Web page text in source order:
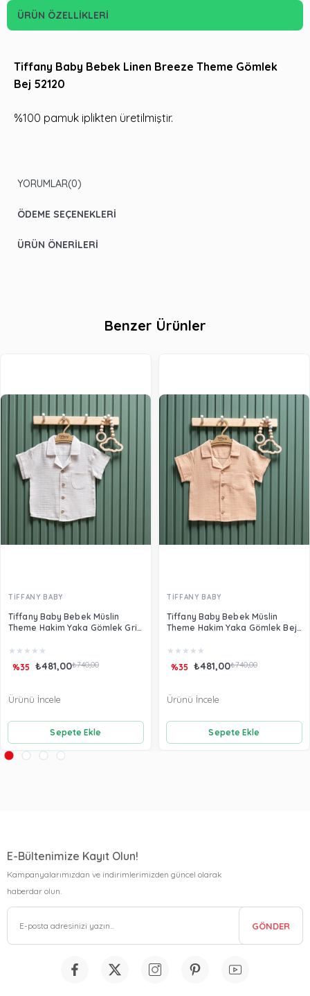
ÜRÜN ÖZELLIKLERI
Tiffany Baby Bebek Linen Breeze Theme Gömlek
Bej 52120
%100 pamuk iplikten üretilmiştir.
YORUMLAR(0)
ÖDEME SEÇENEKLERI
ÜRÜN ÖNERILERI
Benzer Ürünler
TİFFANY BABY
Tiffany Baby Bebek Müslin
Theme Hakim Yaka Gömlek Gri
★ ★ ★ ★ ★
₺481,00₺740,00
%35
Sepete Ekle
Ürünü İncele
TİFFANY BABY
Tiffany Baby Bebek Müslin
Theme Hakim Yaka Gömlek Bej
★ ★ ★ ★ ★
₺481,00₺740,00
%35
Sepete Ekle
Ürünü İncele
E-Bültenimize Kayıt Olun!
Kampanyalarımızdan ve indirimlerimizden güncel olarak
haberdar olun.
GÖNDER